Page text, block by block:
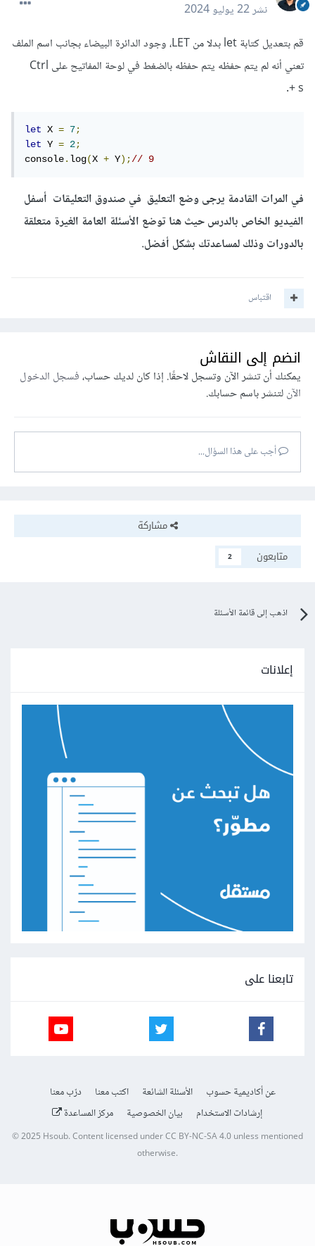
نشر22 يوليو 2024
قم بتعديل كتابة let بدلا من LET، وجود الدائرة البيضاء بجانب اسم الملف
تعني أنه لم يتم حفظه يتم حفظه بالضغط في لوحة المفاتيح على Ctrl
+ s.
let X = 7;
let Y = 2;
console.log(X + Y);// 9
في المرات القادمة يرجى وضع التعليق في صندوق التعليقات أسفل
الفيديو الخاص بالدرس حيث هنا توضع الأسئلة العامة الغيرة متعلقة
بالدورات وذلك لمساعدتك بشكل أفضل.
اقتباس
انضم إلى النقاش
يمكنك أن تنشر الآن وتسجل لاحقًا. إذا كان لديك حساب،فسجل الدخول
الآنلتنشر باسم حسابك.
أجب على هذا السؤال...
مشاركة
متابعون
2
اذهب إلى قائمة الأسئلة
إعلانات
تابعنا على
عن أكاديمية حسوب الأسئلة الشائعة اكتب معنا
درّب معنا
إرشادات الاستخدام
بيان الخصوصية مركز المساعدة
© 2025Hsoub.Content licensed underCC BY-NC-SA 4.0unless mentioned
otherwise.